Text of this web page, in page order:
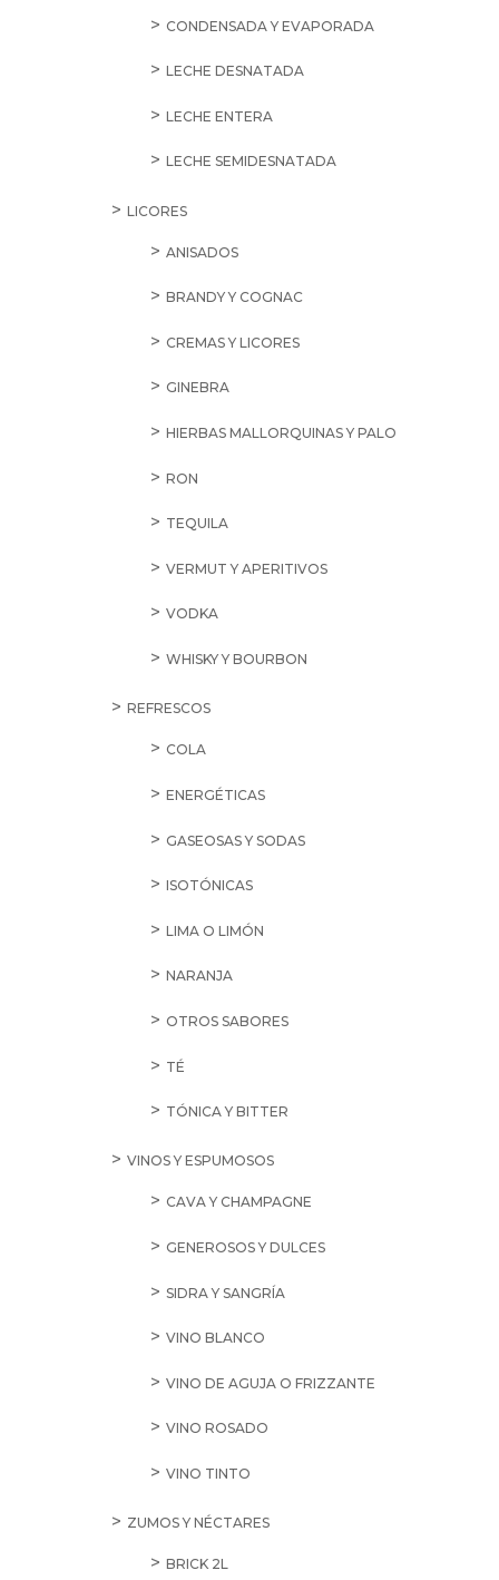
CONDENSADA Y EVAPORADA
LECHE DESNATADA
LECHE ENTERA
LECHE SEMIDESNATADA
LICORES
ANISADOS
BRANDY Y COGNAC
CREMAS Y LICORES
GINEBRA
HIERBAS MALLORQUINAS Y PALO
RON
TEQUILA
VERMUT Y APERITIVOS
VODKA
WHISKY Y BOURBON
REFRESCOS
COLA
ENERGÉTICAS
GASEOSAS Y SODAS
ISOTÓNICAS
LIMA O LIMÓN
NARANJA
OTROS SABORES
TÉ
TÓNICA Y BITTER
VINOS Y ESPUMOSOS
CAVA Y CHAMPAGNE
GENEROSOS Y DULCES
SIDRA Y SANGRÍA
VINO BLANCO
VINO DE AGUJA O FRIZZANTE
VINO ROSADO
VINO TINTO
ZUMOS Y NÉCTARES
BRICK 2L